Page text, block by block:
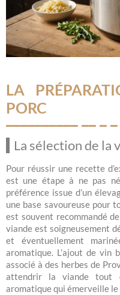
LA
PORC
La sélection de la
Pour réussir une recette
est une étape à ne pas
préférence issue d’un
une base savoureuse pour
est souvent recommandé
viande est soigneusement
et éventuellement
aromatique. L’ajout de vin
associé à des herbes de
attendrir la viande tout
aromatique qui émerveille le